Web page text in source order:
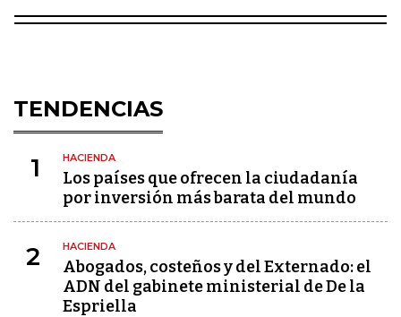
TENDENCIAS
1 HACIENDA
Los países que ofrecen la ciudadanía
por inversión más barata del mundo
2 HACIENDA
Abogados, costeños y del Externado: el
ADN del gabinete ministerial de De la
Espriella